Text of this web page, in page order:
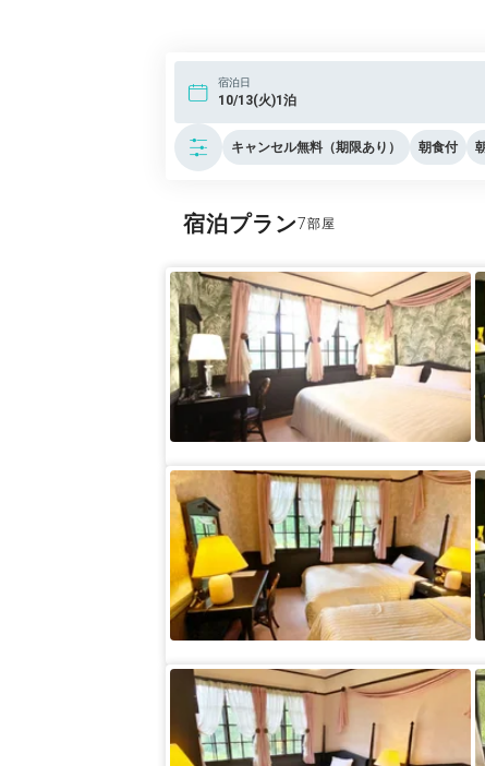
宿泊日
10/13(火)1泊
キャンセル無料（期限あり） 朝食付
宿泊プラン7